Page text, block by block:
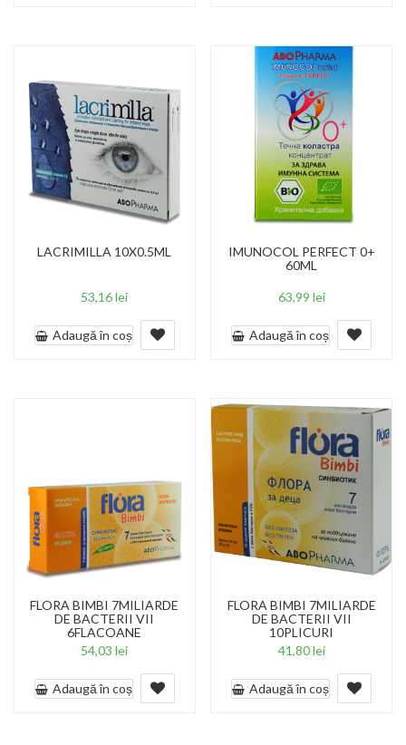
LACRIMILLA 10X0.5ML
53,16lei
Adaugă în coș
IMUNOCOL PERFECT 0+
60ML
63,99 lei
Adaugă în coș
FLORA BIMBI 7MILIARDE
DE BACTERII VII
6FLACOANE
54,03lei
Adaugă în coș
FLORA BIMBI 7MILIARDE
DE BACTERII VII
10PLICURI
41,80lei
Adaugă în coș